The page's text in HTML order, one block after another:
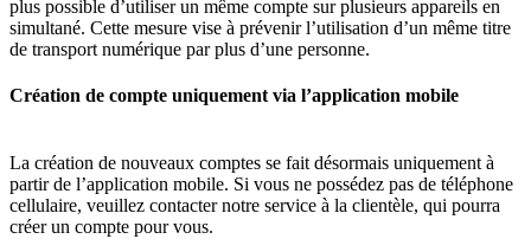
plus possible d’utiliser un même compte sur plusieurs appareils en
simultané. Cette mesure vise à prévenir l’utilisation d’un même titre
de transport numérique par plus d’une personne.
Création de compte uniquement via l’application mobile
La création de nouveaux comptes se fait désormais uniquement à
partir de l’application mobile. Si vous ne possédez pas de téléphone
cellulaire, veuillez contacter notre service à la clientèle, qui pourra
créer un compte pour vous.